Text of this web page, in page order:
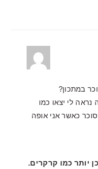
במתכון?
נראה לי יצאו כמו
כאשר אני אופה
יותר כמו קרקרים.